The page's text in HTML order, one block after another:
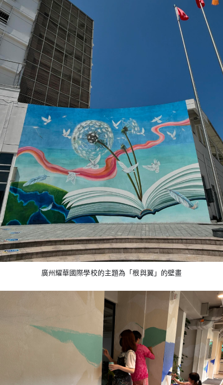
廣州耀華國際學校的主題為「根與翼」的壁畫